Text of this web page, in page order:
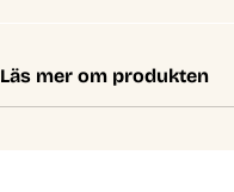
Läs mer om produkten